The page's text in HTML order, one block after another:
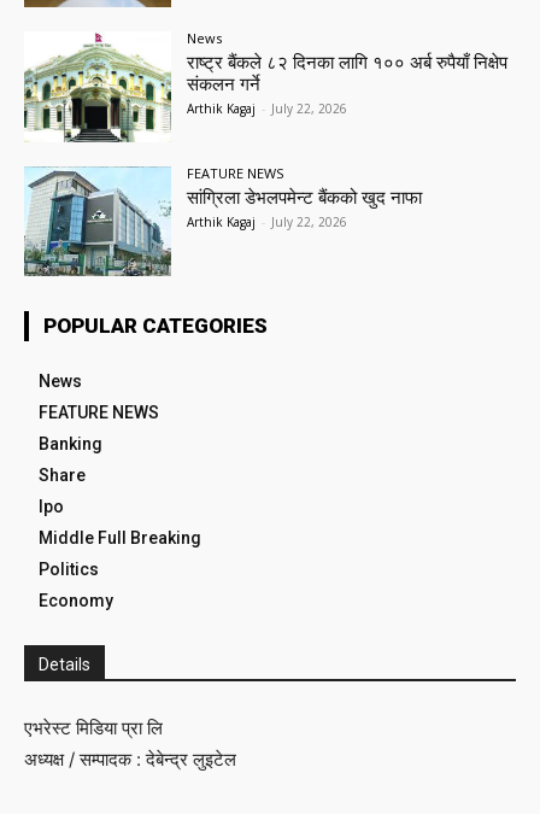
News
राष्ट्र बैंकले ८२ दिनका लागि १०० अर्ब रुपैयाँ निक्षेप
संकलन गर्ने
Arthik Kagaj - July 22, 2026
FEATURE NEWS
सांग्रिला डेभलपमेन्ट बैंकको खुद नाफा
Arthik Kagaj - July 22, 2026
POPULAR CATEGORIES
News
FEATURE NEWS
Banking
Share
Ipo
Middle Full Breaking
Politics
Economy
Details
एभरेस्ट मिडिया प्रा लि
अध्यक्ष / सम्पादक : देबेन्द्र लुइटेल